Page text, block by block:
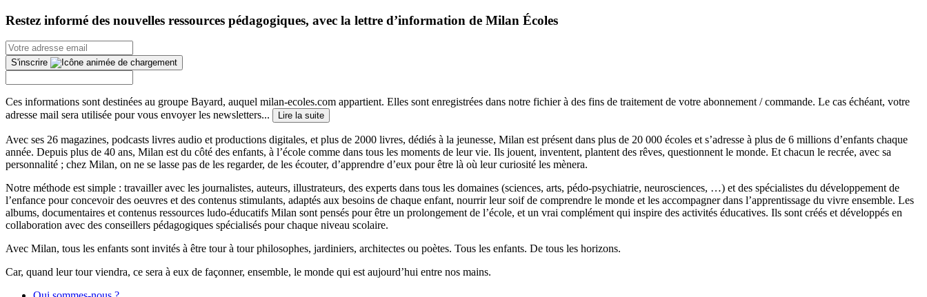
Restez informé des nouvelles ressources pédagogiques, avec la lettre d’information de Milan Écoles
S'inscrire
Ces informations sont destinées au groupe Bayard, auquel milan-ecoles.com appartient. Elles sont enregistrées dans notre fichier à des fins de traitement de votre abonnement / commande. Le cas échéant, votre
adresse mail sera utilisée pour vous envoyer les newsletters...
Lire la suite
Avec ses 26 magazines, podcasts livres audio et productions digitales, et plus de 2000 livres, dédiés à la jeunesse, Milan est présent dans plus de 20 000 écoles et s’adresse à plus de 6 millions d’enfants chaque
année. Depuis plus de 40 ans, Milan est du côté des enfants, à l’école comme dans tous les moments de leur vie. Ils jouent, inventent, plantent des rêves, questionnent le monde. Et chacun le recrée, avec sa
personnalité ; chez Milan, on ne se lasse pas de les regarder, de les écouter, d’apprendre d’eux pour être là où leur curiosité les mènera.
Notre méthode est simple : travailler avec les journalistes, auteurs, illustrateurs, des experts dans tous les domaines (sciences, arts, pédo-psychiatrie, neurosciences, …) et des spécialistes du développement de
l’enfance pour concevoir des oeuvres et des contenus stimulants, adaptés aux besoins de chaque enfant, nourrir leur soif de comprendre le monde et les accompagner dans l’apprentissage du vivre ensemble. Les
albums, documentaires et contenus ressources ludo-éducatifs Milan sont pensés pour être un prolongement de l’école, et un vrai complément qui inspire des activités éducatives. Ils sont créés et développés en
collaboration avec des conseillers pédagogiques spécialisés pour chaque niveau scolaire.
Avec Milan, tous les enfants sont invités à être tour à tour philosophes, jardiniers, architectes ou poètes. Tous les enfants. De tous les horizons.
Car, quand leur tour viendra, ce sera à eux de façonner, ensemble, le monde qui est aujourd’hui entre nos mains.